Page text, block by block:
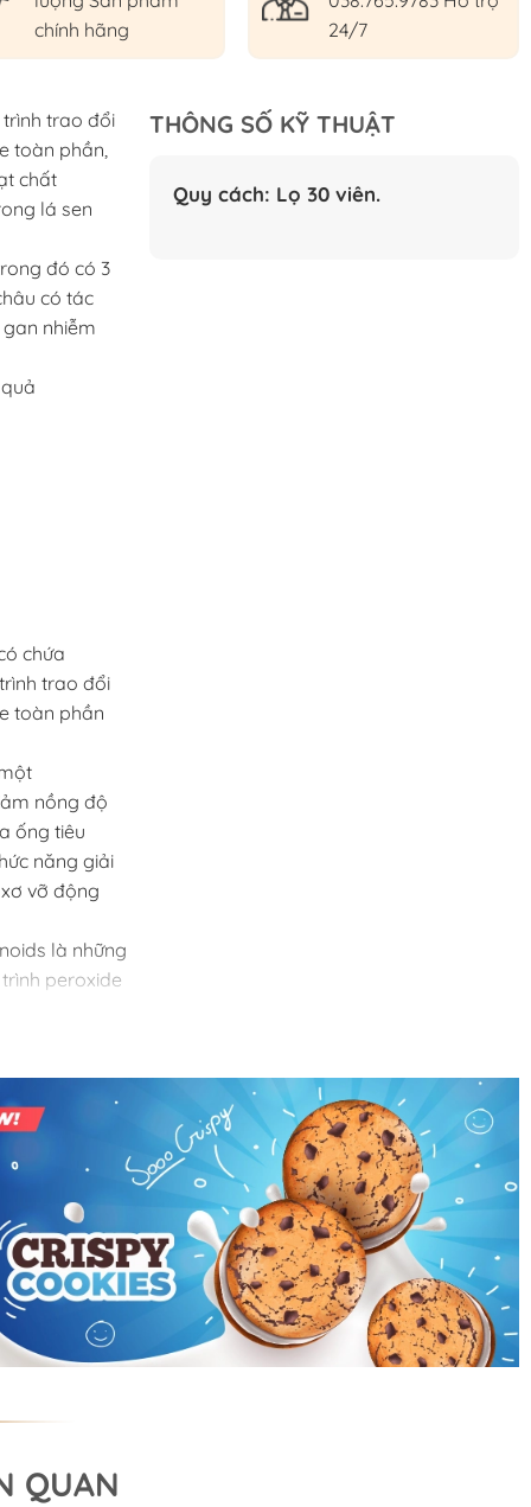
chính hãng
24/7
trao đổi
toàn phần,
chất
lá sen
đó có 3
có tác
nhiễm
chứa
trao đổi
toàn phần
nồng độ
ống tiêu
năng giải
vỡ động
là những
peroxide
SGOT và
gan.
THÔNG SỐ KỸ THUẬT
Quy cách: Lọ 30 viên.
QUAN